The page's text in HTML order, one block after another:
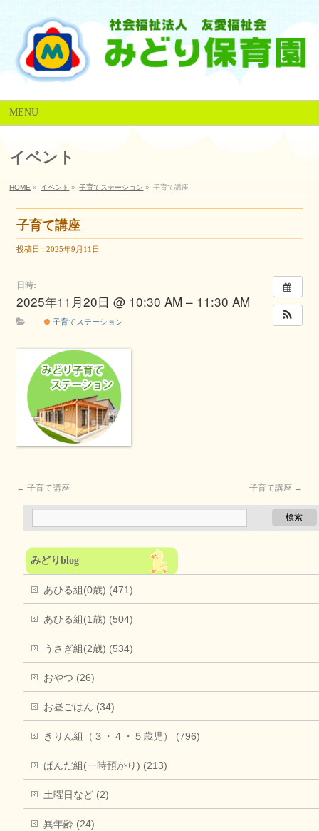
MENU
イベント
HOME » イベント » 子育てステーション » 子育て講座
子育て講座
投稿日 : 2025年9月11日
日時:
2025年11月20日 @ 10:30 AM – 11:30 AM
子育てステーション
← 子育て講座 子育て講座 →
みどりblog
あひる組(0歳) (471)
あひる組(1歳) (504)
うさぎ組(2歳) (534)
おやつ (26)
お昼ごはん (34)
きりん組（３・４・５歳児） (796)
ぱんだ組(一時預かり) (213)
土曜日など (2)
異年齢 (24)